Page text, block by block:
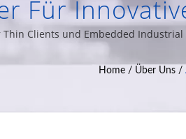
Für
|
Und Zero-
Clients und Embedded
PCs und eine Vielzahl von
Home / Über Uns /